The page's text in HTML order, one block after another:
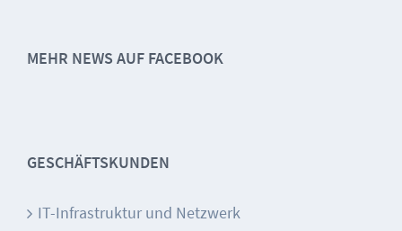
MEHR NEWS AUF FACEBOOK
GESCHÄFTSKUNDEN
IT-Infrastruktur und Netzwerk